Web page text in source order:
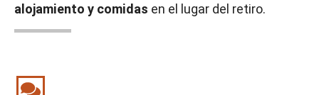
alojamiento y comidas en el lugar del retiro.